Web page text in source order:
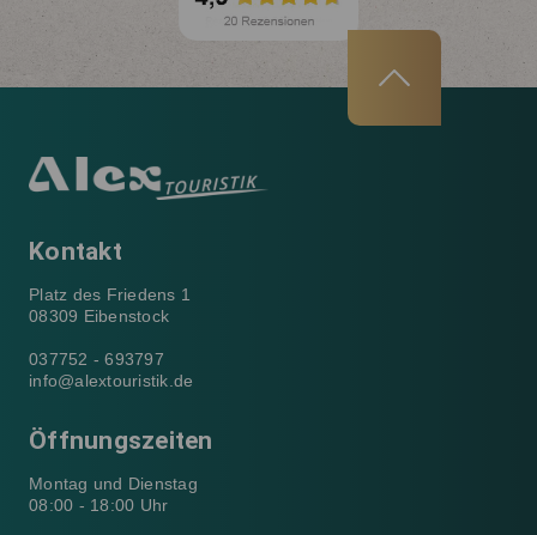
Kontakt
Platz des Friedens 1
08309 Eibenstock
037752 - 693797
info@alextouristik.de
Öffnungszeiten
Montag und Dienstag
08:00 - 18:00 Uhr